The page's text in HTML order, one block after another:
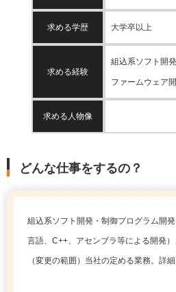
求める学歴 大学卒以上
求める経験
組込系ソフト開
ファームウェア
求める人物像
どんな仕事をするの？
組込系ソフト開発・制御プログラム開
言語、C++、アセンブラ等による開発
（変更の範囲）当社の定める業務。詳